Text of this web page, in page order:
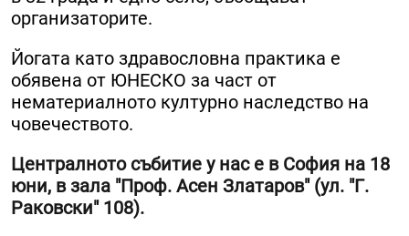
организаторите.
Йогата като здравословна практика е
обявена от ЮНЕСКО за част от
нематериалното културно наследство на
човечеството.
Централното събитие у нас е в София на 18
юни, в зала "Проф. Асен Златаров" (ул. "Г.
Раковски" 108).